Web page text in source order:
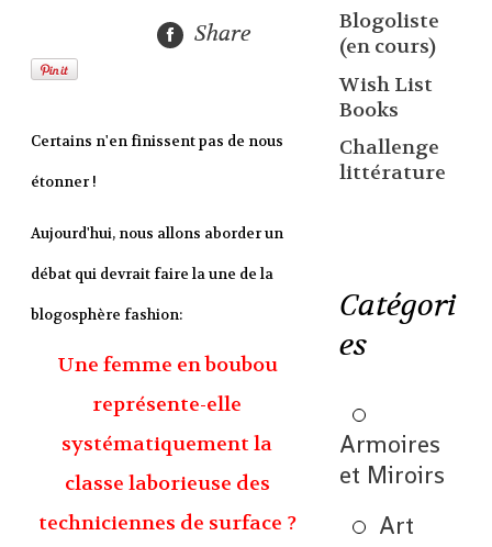
Share
Certains n'en finissent pas de nous
étonner !
Aujourd'hui, nous allons aborder un
débat qui devrait faire la une de la
blogosphère fashion:
Une femme en boubou
représente-elle
systématiquement la
classe laborieuse des
techniciennes de surface ?
Blogoliste
(en cours)
Wish List
Books
Challenge
littérature
Catégori
es
Armoires
et Miroirs
Art